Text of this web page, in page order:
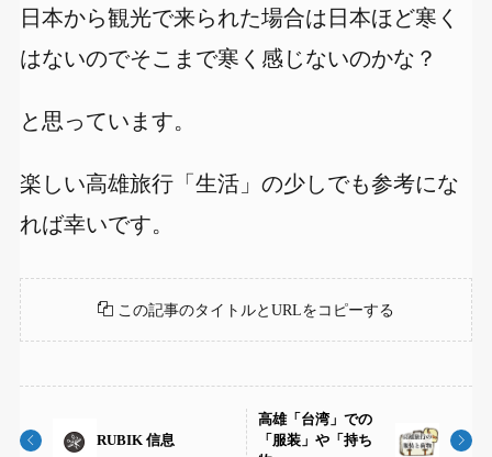
日本から観光で来られた場合は日本ほど寒く
はないのでそこまで寒く感じないのかな？
と思っています。
楽しい高雄旅行「生活」の少しでも参考にな
れば幸いです。
この記事のタイトルとURLをコピーする
RUBIK 信息
高雄「台湾」での
「服装」や「持ち